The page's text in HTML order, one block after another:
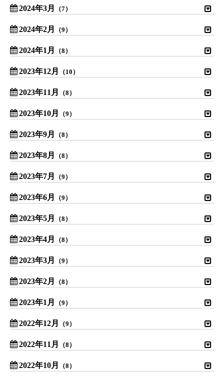
2024年3月 （7）
2024年2月 （9）
2024年1月 （8）
2023年12月 （10）
2023年11月 （8）
2023年10月 （9）
2023年9月 （8）
2023年8月 （8）
2023年7月 （9）
2023年6月 （9）
2023年5月 （8）
2023年4月 （8）
2023年3月 （9）
2023年2月 （8）
2023年1月 （9）
2022年12月 （9）
2022年11月 （8）
2022年10月 （8）